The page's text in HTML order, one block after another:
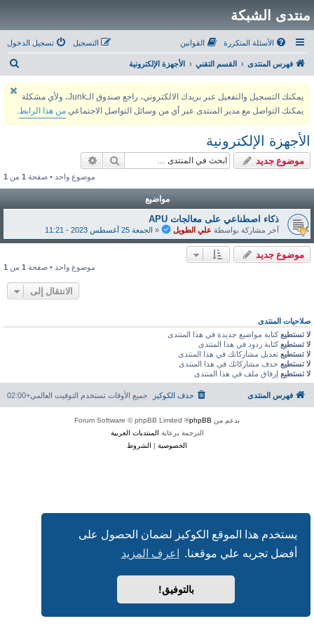
يستخدم هذا الموقع الكوكيز لضمان الحصول على
أفضل تجربه علي موقعنا.
اعرف المزيد
بالتوفيق!
منتدى الشبكة
الأسئلة المتكررة القوانين تسجيل الدخول التسجيل
فهرس المنتدى القسم التقني الأجهزة الإلكترونية
يمكنك التسجيل والتفعيل عبر بريدك الالكتروني، راجع صندوق الـJunk، ولأي مشكلة
يمكنك التواصل مع مدير المنتدى عبر أي من وسائل التواصل الاجتماعي من هذا الرابط.
الأجهزة الإلكترونية
موضوع جديد بحث
موضوع واحد • صفحة 1 من 1
مواضيع
ذكاء اصطناعي على معالجات APU
آخر مشاركة بواسطة علي الطويل « الجمعة 25 أغسطس 2023 - 11:21
موضوع جديد
موضوع واحد • صفحة 1 من 1
الانتقال إلى
صلاحيات المنتدى
لا تستطيع كتابة مواضيع جديدة في هذا المنتدى
لا تستطيع كتابة ردود في هذا المنتدى
لا تستطيع تعديل مشاركاتك في هذا المنتدى
لا تستطيع حذف مشاركاتك في هذا المنتدى
لا تستطيع إرفاق ملف في هذا المنتدى
فهرس المنتدى جميع الأوقات تستخدم التوقيت العالمي+02:00 حذف الكوكيز
بدعم من phpBB
® Forum Software © phpBB Limited
الترجمة برعاية المنتديات العربية
الخصوصية | الشروط